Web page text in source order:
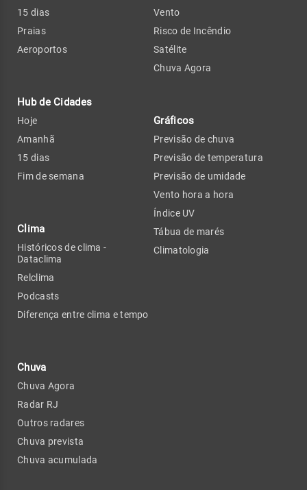
15 dias
Praias
Aeroportos
Hub de Cidades
Hoje
Amanhã
15 dias
Fim de semana
Clima
Históricos de clima -
Dataclima
Relclima
Podcasts
Diferença entre clima e tempo
Chuva
Chuva Agora
Radar RJ
Outros radares
Chuva prevista
Chuva acumulada
Vento
Risco de Incêndio
Satélite
Chuva Agora
Gráficos
Previsão de chuva
Previsão de temperatura
Previsão de umidade
Vento hora a hora
Índice UV
Tábua de marés
Climatologia